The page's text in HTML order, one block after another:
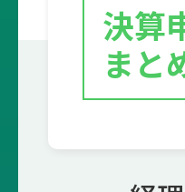
決算
まと